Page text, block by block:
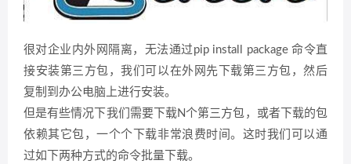
很对企业内外网隔离，无法通过pip install package 命令直
接安装第三方包，我们可以在外网先下载第三方包，然后
复制到办公电脑上进行安装。
但是有些情况下我们需要下载N个第三方包，或者下载的包
依赖其它包，一个个下载非常浪费时间。这时我们可以通
过如下两种方式的命令批量下载。